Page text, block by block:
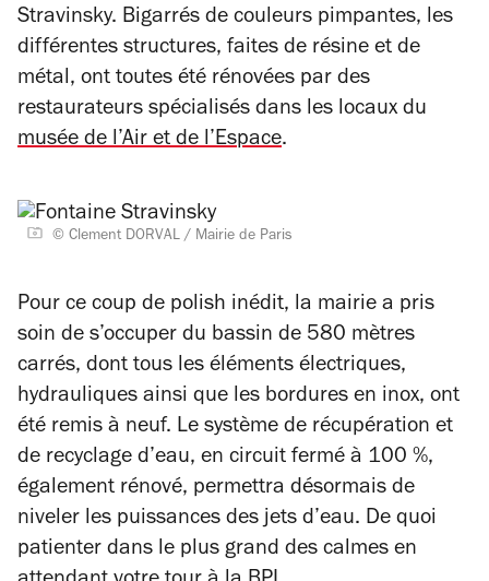
Stravinsky. Bigarrés de couleurs pimpantes, les
différentes structures, faites de résine et de
métal, ont toutes été rénovées par des
restaurateurs spécialisés dans les locaux du
musée de l’Air et de l’Espace.
© Clement DORVAL / Mairie de Paris
Pour ce coup de polish inédit, la mairie a pris
soin de s’occuper du bassin de 580 mètres
carrés, dont tous les éléments électriques,
hydrauliques ainsi que les bordures en inox, ont
été remis à neuf. Le système de récupération et
de recyclage d’eau, en circuit fermé à 100 %,
également rénové, permettra désormais de
niveler les puissances des jets d’eau. De quoi
patienter dans le plus grand des calmes en